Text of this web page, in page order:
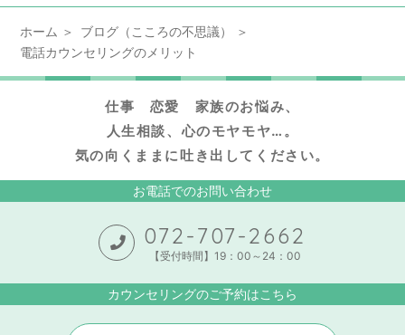
ホーム
ブログ（こころの不思議）
電話カウンセリングのメリット
仕事 恋愛 家族のお悩み、
人生相談、心のモヤモヤ…。
気の向くままに吐き出してください。
お電話でのお問い合わせ
072-707-2662
【受付時間】19：00～24：00
カウンセリングのご予約はこちら